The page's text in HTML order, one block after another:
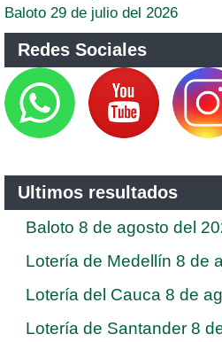
Baloto 29 de julio del 2026
Redes Sociales
Ultimos resultados
Baloto 8 de agosto del
Lotería de Medellín 8 de
Lotería del Cauca 8 de
Lotería de Santander 8